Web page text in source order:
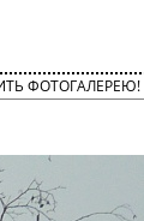
ФОТОГАЛЕРЕЮ!